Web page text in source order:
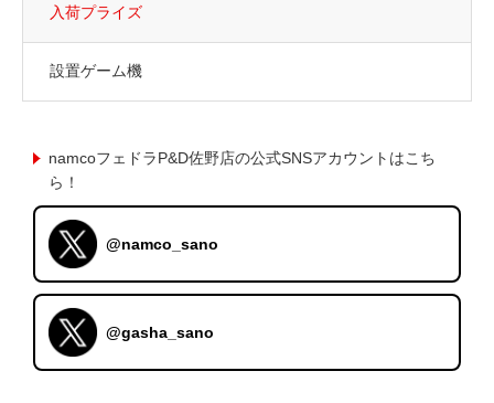
入荷プライズ
設置ゲーム機
namcoフェドラP&D佐野店の公式SNSアカウントはこち
ら！
@namco_sano
@gasha_sano